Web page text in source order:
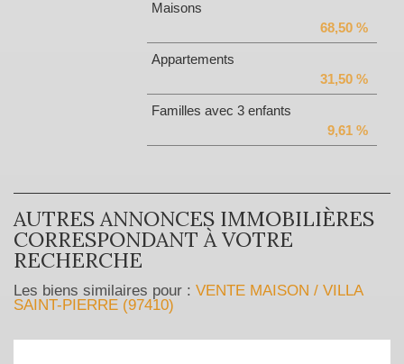
Maisons
68,50 %
Appartements
31,50 %
Familles avec 3 enfants
9,61 %
AUTRES ANNONCES IMMOBILIÈRES
CORRESPONDANT À VOTRE
RECHERCHE
Les biens similaires pour : VENTE MAISON / VILLA
SAINT-PIERRE (97410)